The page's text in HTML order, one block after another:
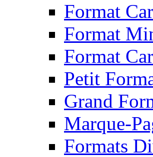
Format
Format
Format
Petit
Grand
Marque-
Formats